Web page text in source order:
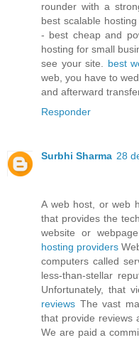
rounder with a
best scalable
- best cheap and
hosting for small
see your site. best
web, you have to
and afterward
Responder
Surbhi Sharma 28
A web host, or web
that provides the
website or
hosting providers
computers called
less-than-stellar
Unfortunately, that
reviews The vast
that provide reviews
We are paid a